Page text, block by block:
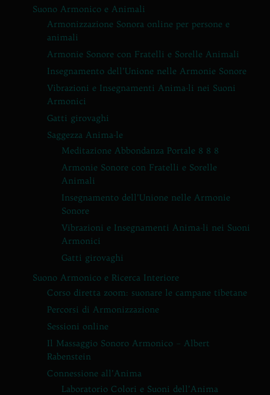
Suono Armonico e Animali
Armonizzazione Sonora online per persone e
animali
Armonie Sonore con Fratelli e Sorelle Animali
Insegnamento dell’Unione nelle Armonie Sonore
Vibrazioni e Insegnamenti Anima-li nei Suoni
Armonici
Gatti girovaghi
Saggezza Anima-le
Meditazione Abbondanza Portale 8 8 8
Armonie Sonore con Fratelli e Sorelle
Animali
Insegnamento dell’Unione nelle Armonie
Sonore
Vibrazioni e Insegnamenti Anima-li nei Suoni
Armonici
Gatti girovaghi
Suono Armonico e Ricerca Interiore
Corso diretta zoom: suonare le campane tibetane
Percorsi di Armonizzazione
Sessioni online
Il Massaggio Sonoro Armonico – Albert
Rabenstein
Connessione all’Anima
Laboratorio Colori e Suoni dell’Anima